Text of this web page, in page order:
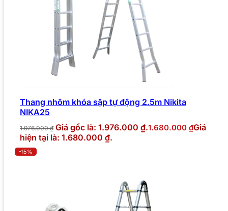
Thang nhôm khóa sập tự động 2.5m Nikita
NIKA25
1.976.000₫ Giá gốc là: 1.976.000 ₫.1.680.000 ₫Giá
hiện tại là: 1.680.000 ₫.
-15%